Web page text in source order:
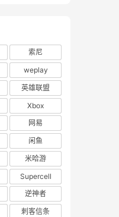
索尼
weplay
英雄联盟
Xbox
网易
闲鱼
米哈游
Supercell
逆神者
刺客信条